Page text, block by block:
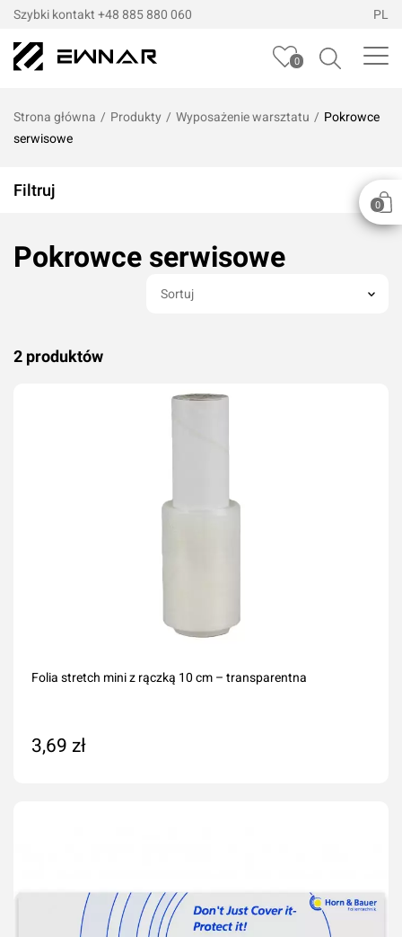
Szybki kontakt +48 885 880 060 PL
0
0
Strona główna / Produkty / Wyposażenie warsztatu / Pokrowce
serwisowe
Filtruj
Pokrowce serwisowe
2 produktów
Sortuj
Folia stretch mini z rączką 10 cm – transparentna
3,69 zł